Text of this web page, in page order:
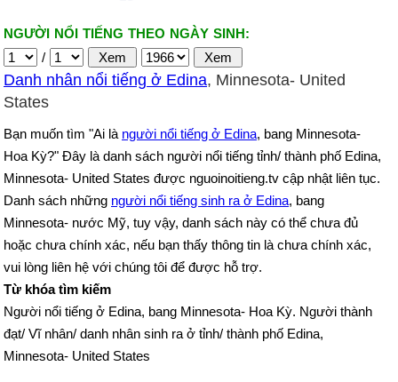
NGƯỜI NỔI TIẾNG THEO NGÀY SINH:
/
Danh nhân nổi tiếng ở Edina, Minnesota- United
States
Bạn muốn tìm "Ai là người nổi tiếng ở Edina, bang Minnesota-
Hoa Kỳ?" Đây là danh sách người nổi tiếng tỉnh/ thành phố Edina,
Minnesota- United States được nguoinoitieng.tv cập nhật liên tục.
Danh sách những người nổi tiếng sinh ra ở Edina, bang
Minnesota- nước Mỹ, tuy vậy, danh sách này có thể chưa đủ
hoặc chưa chính xác, nếu bạn thấy thông tin là chưa chính xác,
vui lòng liên hệ với chúng tôi để được hỗ trợ.
Từ khóa tìm kiếm
Người nổi tiếng ở Edina, bang Minnesota- Hoa Kỳ. Người thành
đạt/ Vĩ nhân/ danh nhân sinh ra ở tỉnh/ thành phố Edina,
Minnesota- United States